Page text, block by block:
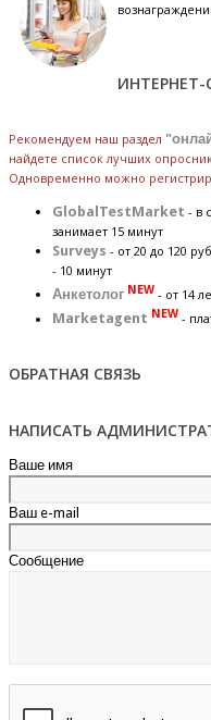
Рекомендуем наш раздел
найдете список лучших
Одновременно можно
GlobalTestMarket - в
занимает 15 минут
Surveys - от 20 до 120
- 10 минут
Анкетолог NEW - от 14
Marketagent NEW -
ОБРАТНАЯ СВЯЗЬ
НАПИСАТЬ
Ваше имя
Ваш e-mail
Сообщение